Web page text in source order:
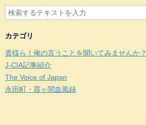
カテゴリ
貴様ら！俺の言うことを聞いてみませんか？
J-CIA記事紹介
The Voice of Japan
永田町・霞ヶ関血風録